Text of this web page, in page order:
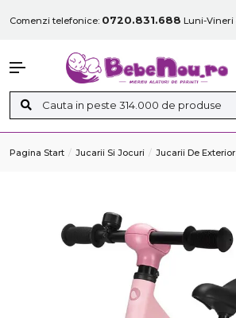
Comenzi telefonice: 0720.831.688 Luni-Vineri
Pagina Start Jucarii Si Jocuri Jucarii De Exterior